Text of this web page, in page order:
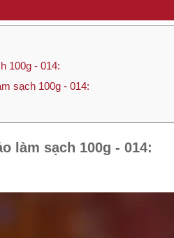
100g - 014:
sạch 100g - 014:
làm sạch 100g - 014: